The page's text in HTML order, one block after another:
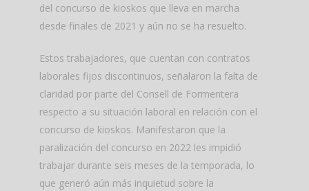
del concurso de kioskos que lleva en marcha
desde finales de 2021 y aún no se ha resuelto.
Estos trabajadores, que cuentan con contratos
laborales fijos discontinuos, señalaron la falta de
claridad por parte del Consell de Formentera
respecto a su situación laboral en relación con el
concurso de kioskos. Manifestaron que la
paralización del concurso en 2022 les impidió
trabajar durante seis meses de la temporada, lo
que generó aún más inquietud sobre la